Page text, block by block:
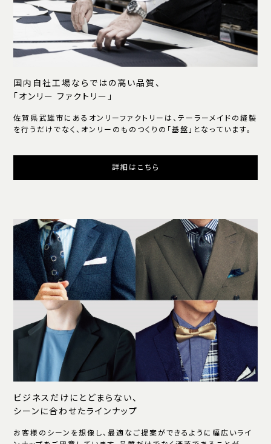
国内自社工場ならではの高い品質、
「オンリー ファクトリー」
佐賀県武雄市にあるオンリーファクトリーは、テーラーメイドの縫製
を行うだけでなく、オンリーのものつくりの「基盤」となっています。
詳細はこちら
ビジネスだけにとどまらない、
シーンに合わせたラインナップ
お客様のシーンを想像し、最適なご提案ができるように幅広いライ